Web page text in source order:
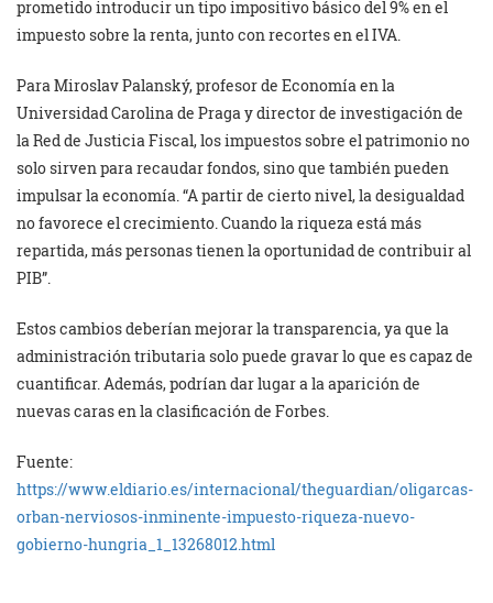
prometido introducir un tipo impositivo básico del 9% en el
impuesto sobre la renta, junto con recortes en el IVA.
Para Miroslav Palanský, profesor de Economía en la
Universidad Carolina de Praga y director de investigación de
la Red de Justicia Fiscal, los impuestos sobre el patrimonio no
solo sirven para recaudar fondos, sino que también pueden
impulsar la economía. “A partir de cierto nivel, la desigualdad
no favorece el crecimiento. Cuando la riqueza está más
repartida, más personas tienen la oportunidad de contribuir al
PIB”.
Estos cambios deberían mejorar la transparencia, ya que la
administración tributaria solo puede gravar lo que es capaz de
cuantificar. Además, podrían dar lugar a la aparición de
nuevas caras en la clasificación de Forbes.
Fuente:
https://www.eldiario.es/internacional/theguardian/oligarcas-
orban-nerviosos-inminente-impuesto-riqueza-nuevo-
gobierno-hungria_1_13268012.html